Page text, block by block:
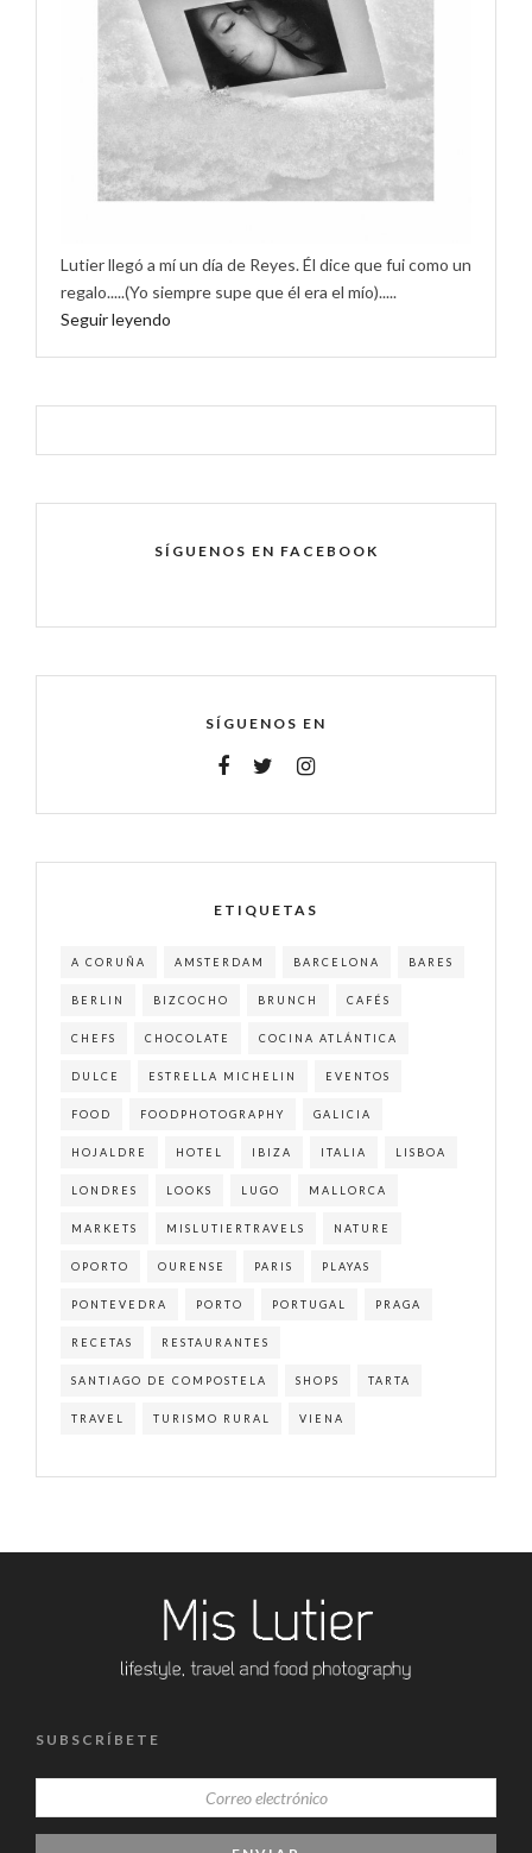
Lutier llegó a mí un día de Reyes. Él dice que fui como un
regalo.....(Yo siempre supe que él era el mío).....
Seguir leyendo
SÍGUENOS EN FACEBOOK
SÍGUENOS EN
ETIQUETAS
A CORUÑA AMSTERDAM BARCELONA BARES
BERLIN BIZCOCHO BRUNCH CAFÉS
CHEFS CHOCOLATE COCINA ATLÁNTICA
DULCE ESTRELLA MICHELIN EVENTOS
FOOD FOODPHOTOGRAPHY GALICIA
HOJALDRE HOTEL IBIZA ITALIA LISBOA
LONDRES LOOKS LUGO MALLORCA
MARKETS MISLUTIERTRAVELS NATURE
OPORTO OURENSE PARIS PLAYAS
PONTEVEDRA PORTO PORTUGAL PRAGA
RECETAS RESTAURANTES
SANTIAGO DE COMPOSTELA SHOPS TARTA
TRAVEL TURISMO RURAL VIENA
SUBSCRÍBETE